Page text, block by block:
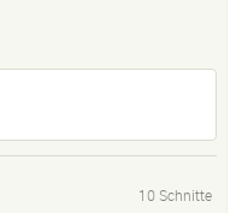
10 Schnitte